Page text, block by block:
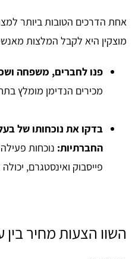
אחת הדרכים הטובות ביותר
מוצקין היא לקבל המלצות
פנו לחברים, משפחה
מכירים הנדימן מומלץ
בדקו את נוכחותו של
החברתיות: נוכחות
פייסבוק ואינסטגרם,
השוו הצעות מחיר